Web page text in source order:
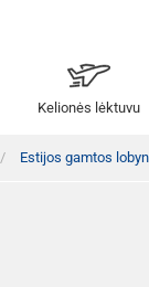
Kelionės lėktuvu
Estijos gamtos